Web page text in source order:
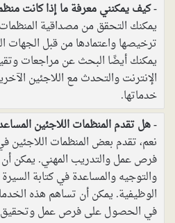
كيف يمكنني معرفة ما إذا كانت
يمكنك التحقق من مصداقية
ترخيصها واعتمادها من قبل الجهات
يمكنك أيضًا البحث عن مراجعات
الإنترنت والتحدث مع اللاجئين
خدماتها.
هل تقدم المنظمات اللاجئين
نعم، تقدم بعض المنظمات اللاجئين
فرص عمل والتدريب المهني. يمكن أن
والتوجيه والمساعدة في كتابة السيرة
الوظيفية. يمكن أن تساهم هذه
في الحصول على فرص عمل وتحقيق